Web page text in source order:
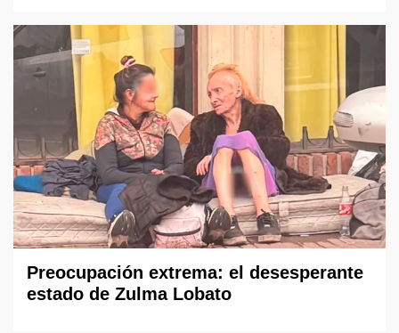
Preocupación extrema: el desesperante
estado de Zulma Lobato